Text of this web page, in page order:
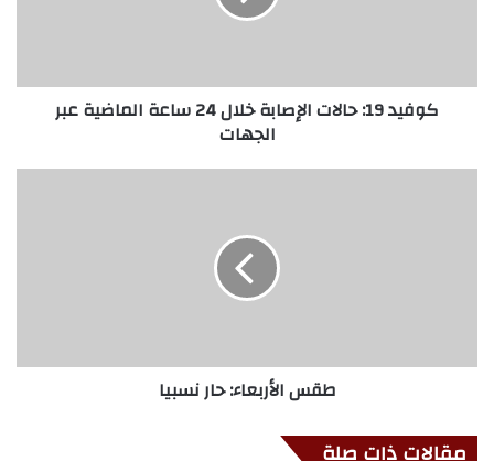
كوفيد 19: حالات الإصابة خلال 24 ساعة الماضية عبر
الجهات
طقس الأربعاء: حار نسبيا